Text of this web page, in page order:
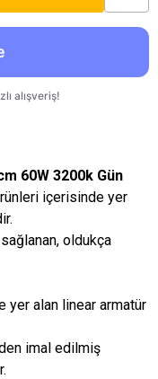
60W 3200k Gün
içerisinde yer
oldukça
yer alan linear armatür
imal edilmiş